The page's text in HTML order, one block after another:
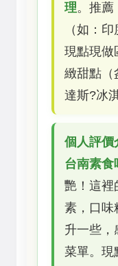
理。推薦
（如：
現點現做
緻甜點（
達斯?冰
個人評價
台南素食
艷！這裡
素，口味
升一些，
菜單。現